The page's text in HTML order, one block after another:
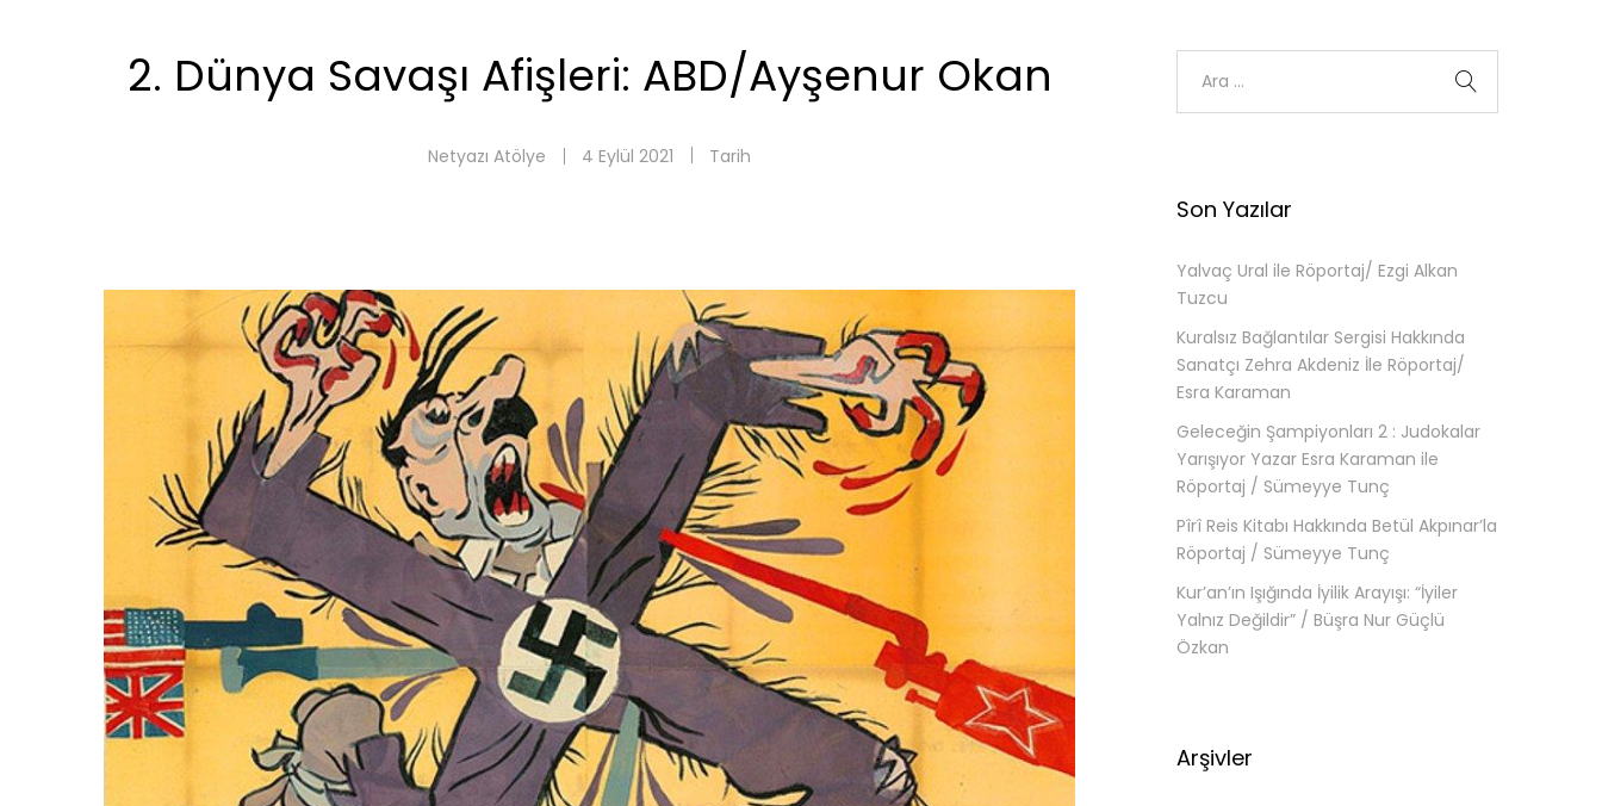
2. Dünya Savaşı Afişleri: ABD/Ayşenur Okan
Netyazı Atölye 4 Eylül 2021 Tarih
Son Yazılar
Yalvaç Ural ile Röportaj/ Ezgi Alkan
Tuzcu
Kuralsız Bağlantılar Sergisi Hakkında
Sanatçı Zehra Akdeniz İle Röportaj/
Esra Karaman
Geleceğin Şampiyonları 2 : Judokalar
Yarışıyor Yazar Esra Karaman ile
Röportaj / Sümeyye Tunç
Pîrî Reis Kitabı Hakkında Betül Akpınar’la
Röportaj / Sümeyye Tunç
Kur’an’ın Işığında İyilik Arayışı: “İyiler
Yalnız Değildir” / Büşra Nur Güçlü
Özkan
Arşivler